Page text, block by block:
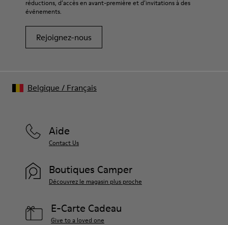
réductions, d’accès en avant-première et d’invitations à des
événements.
Rejoignez-nous
Aide
Contact Us
Boutiques Camper
Découvrez le magasin plus proche
E-Carte Cadeau
Give to a loved one
Belgique / Français